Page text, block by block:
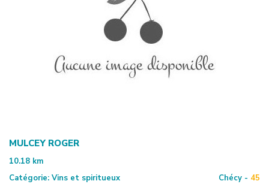
MULCEY ROGER
10.18 km
Catégorie: Vins et spiritueux Chécy - 45